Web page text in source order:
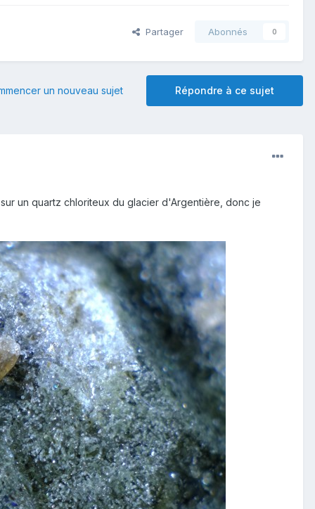
Partager Abonnés 0
Répondre à ce sujet
un nouveau sujet
un quartz chloriteux du glacier d'Argentière, donc je